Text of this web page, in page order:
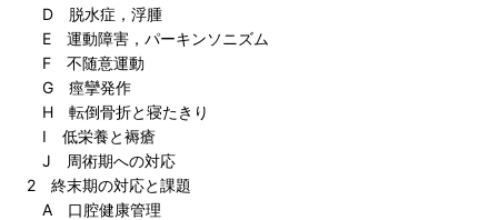
D 脱水症，浮腫
E 運動障害，パーキンソニズム
F 不随意運動
G 痙攣発作
H 転倒骨折と寝たきり
I 低栄養と褥瘡
J 周術期への対応
2 終末期の対応と課題
A 口腔健康管理